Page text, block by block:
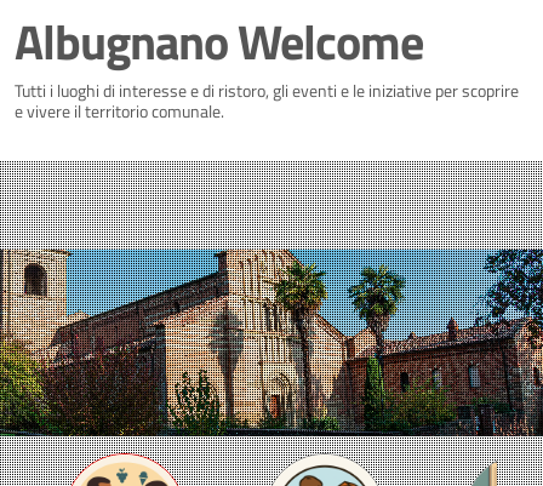
Albugnano Welcome
Tutti i luoghi di interesse e di ristoro, gli eventi e le iniziative per scoprire
e vivere il territorio comunale.